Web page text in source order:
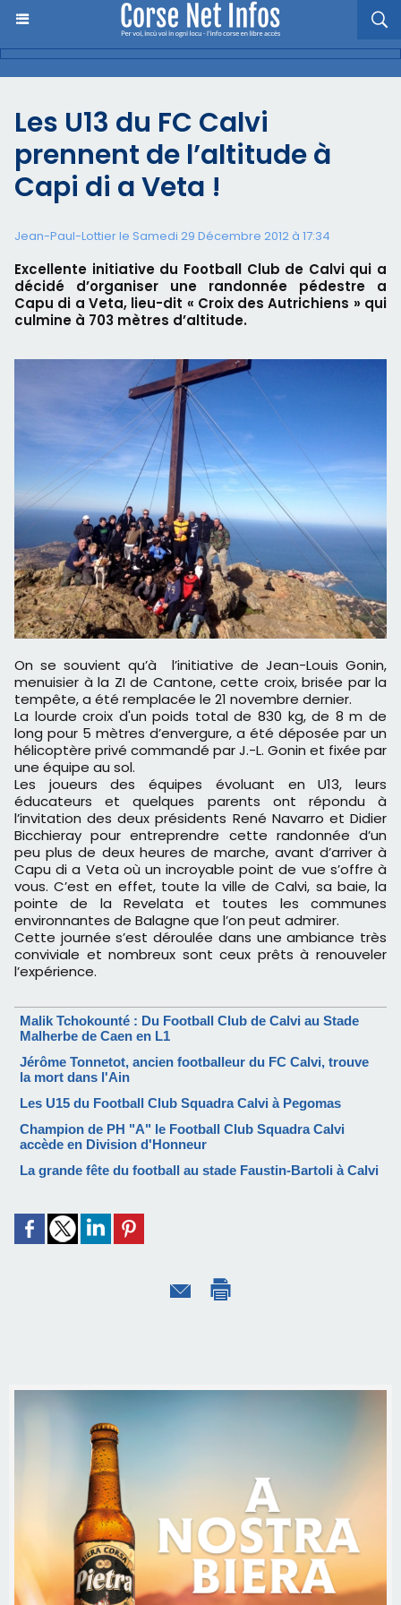
Les U13 du FC Calvi
prennent de l’altitude à
Capi di a Veta !
Jean-Paul-Lottier le Samedi 29 Décembre 2012 à 17:34
Excellente initiative du Football Club de Calvi qui a
décidé d’organiser une randonnée pédestre a
Capu di a Veta, lieu-dit « Croix des Autrichiens » qui
culmine à 703 mètres d’altitude.
On se souvient qu’à l’initiative de Jean-Louis Gonin,
menuisier à la ZI de Cantone, cette croix, brisée par la
tempête, a été remplacée le 21 novembre dernier.
La lourde croix d'un poids total de 830 kg, de 8 m de
long pour 5 mètres d’envergure, a été déposée par un
hélicoptère privé commandé par J.-L. Gonin et fixée par
une équipe au sol.
Les joueurs des équipes évoluant en U13, leurs
éducateurs et quelques parents ont répondu à
l’invitation des deux présidents René Navarro et Didier
Bicchieray pour entreprendre cette randonnée d’un
peu plus de deux heures de marche, avant d’arriver à
Capu di a Veta où un incroyable point de vue s’offre à
vous. C’est en effet, toute la ville de Calvi, sa baie, la
pointe de la Revelata et toutes les communes
environnantes de Balagne que l’on peut admirer.
Cette journée s’est déroulée dans une ambiance très
conviviale et nombreux sont ceux prêts à renouveler
l’expérience.
Malik Tchokounté : Du Football Club de Calvi au Stade
Malherbe de Caen en L1
Jérôme Tonnetot, ancien footballeur du FC Calvi, trouve
la mort dans l'Ain
Les U15 du Football Club Squadra Calvi à Pegomas
Champion de PH "A" le Football Club Squadra Calvi
accède en Division d'Honneur
La grande fête du football au stade Faustin-Bartoli à Calvi